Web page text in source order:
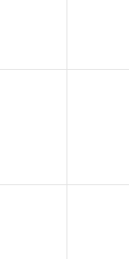
원을 되돌아보다